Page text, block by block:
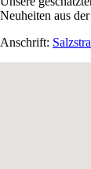
Neuheiten aus
Anschrift: